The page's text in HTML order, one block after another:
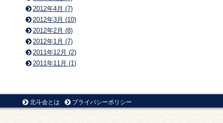
2012年4月 (7)
2012年3月 (10)
2012年2月 (8)
2012年1月 (7)
2011年12月 (2)
2011年11月 (1)
北斗会とは プライバシーポリシー